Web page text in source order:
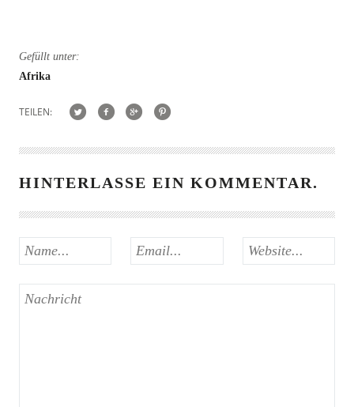
Gefüllt unter:
Afrika
TEILEN:
HINTERLASSE EIN KOMMENTAR.